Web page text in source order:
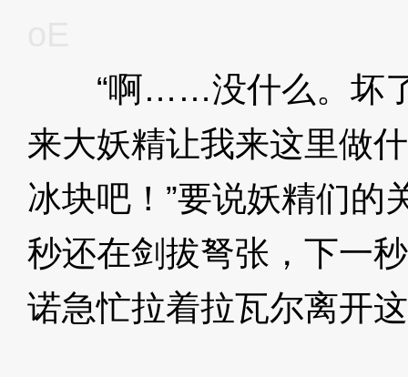
“啊……没什么。坏了
来大妖精让我来这里做
冰块吧！”要说妖精们的
秒还在剑拔弩张，下一
诺急忙拉着拉瓦尔离开